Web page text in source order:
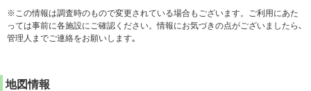
※この情報は調査時のもので変更されている場合もございます。ご利用にあた
っては事前に各施設にご確認ください。情報にお気づきの点がございましたら､
管理人までご連絡をお願いします｡
地図情報